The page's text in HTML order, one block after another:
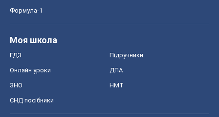
Формула-1
Моя школа
ГДЗ Підручники
Онлайн уроки ДПА
ЗНО НМТ
СНД посібники